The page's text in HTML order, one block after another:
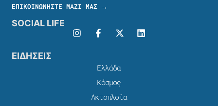
ΕΠΙΚΟΙΝΩΝΗΣΤΕ ΜΑΖΙ ΜΑΣ →
SOCIAL LIFE
ΕΙΔΗΣΕΙΣ
Ελλάδα
Κόσμος
Ακτοπλοϊα